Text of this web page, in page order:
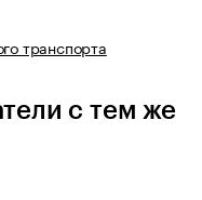
транспорта
с тем же